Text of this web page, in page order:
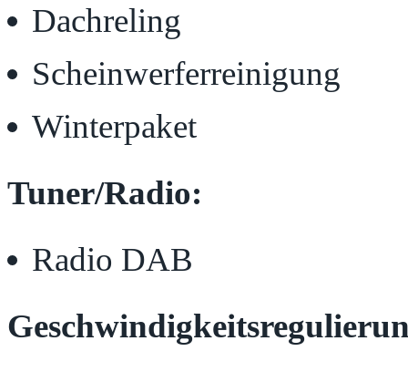
Dachreling
Scheinwerferreinigung
Winterpaket
Tuner/Radio:
Radio DAB